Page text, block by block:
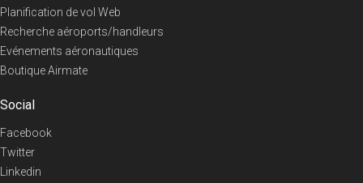
Planification de vol Web
Recherche aéroports/handleurs
Evénements aéronautiques
Boutique Airmate
Social
Facebook
Twitter
Linkedin